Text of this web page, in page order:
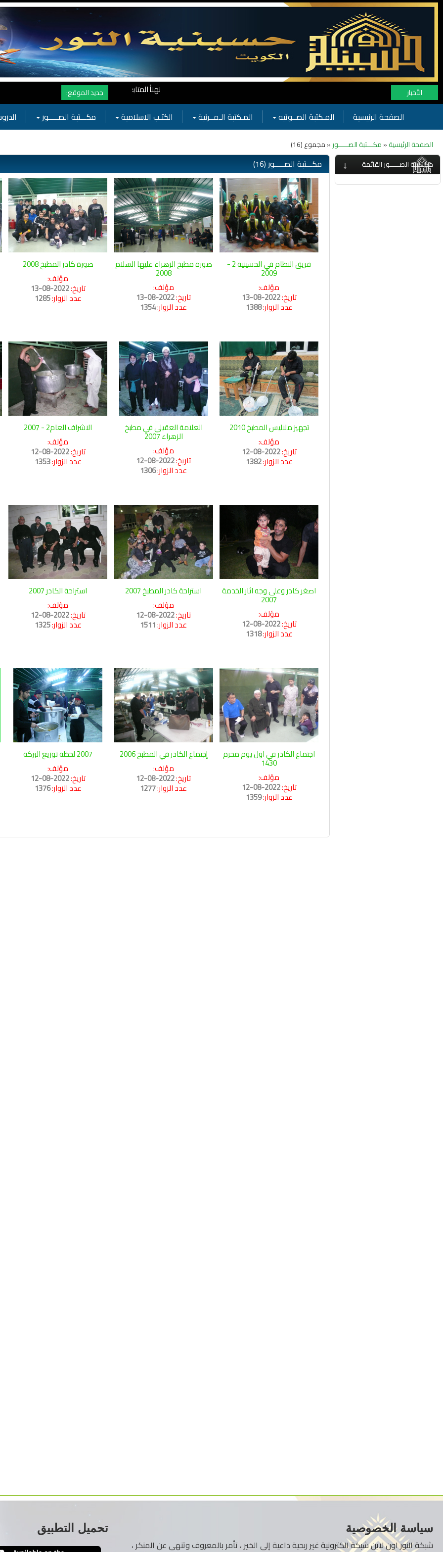
الأخبار نهنأ المتابعين لموفع النور بوصول المشاهدات الى الرقم القياسي 11 مليون مشاهدة خلال فترة قصيرة وهذا كله بجهودكم واهتمامكم بفعاليات
جديد الموقع:
الصفحة الرئيسية المـكتبة الصــوتيه المـكتبة الـمــرئية الكتـب الاسلامية مكـــتبة الصـــــور
الصفحة الرئيسية«مكـــتبة الصـــــور« مجموع (16)
↓ مكـــتبة الصـــــور القائمة مكـــتبة الصـــــور (16)
فريق النظام في الحسينية 2 -
2009
مؤلف:
تاريخ:2022-08-13
عدد الزوار:1388
صورة مطبخ الزهراء عليها السلام
2008
مؤلف:
تاريخ:2022-08-13
عدد الزوار:1354
صورة كادر المطبخ 2008
مؤلف:
تاريخ:2022-08-13
عدد الزوار:1285
تجهيز ملاليس المطبخ 2010
مؤلف:
تاريخ:2022-08-12
عدد الزوار:1382
العلامة العقيلي في مطبخ
الزهراء 2007
مؤلف:
تاريخ:2022-08-12
عدد الزوار:1306
الاشراف العام2 - 2007
مؤلف:
تاريخ:2022-08-12
عدد الزوار:1353
اصغر كادر وعلى وجه اثار الخدمة
2007
مؤلف:
تاريخ:2022-08-12
عدد الزوار:1318
استراحة كادر المطبخ 2007
مؤلف:
تاريخ:2022-08-12
عدد الزوار:1511
استراحة الكادر 2007
مؤلف:
تاريخ:2022-08-12
عدد الزوار:1325
اجتماع الكادر في اول يوم محرم
1430
مؤلف:
تاريخ:2022-08-12
عدد الزوار:1359
إجتماع الكادر في المطبخ 2006
مؤلف:
تاريخ:2022-08-12
عدد الزوار:1277
2007 لحظة توزيع البركة
مؤلف:
تاريخ:2022-08-12
عدد الزوار:1376
سياسة الخصوصية
شبكة النور اون لاين شبكة الكترونية غير ربحية داعية إلى الخير ، تأمر بالمعروف وتنهى عن المنكر ،
تحميل التطبيق